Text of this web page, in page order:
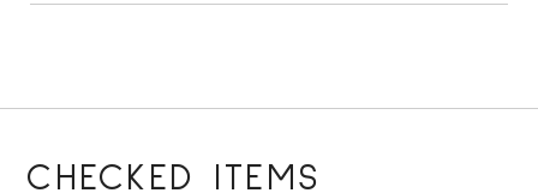
CHECKED ITEMS